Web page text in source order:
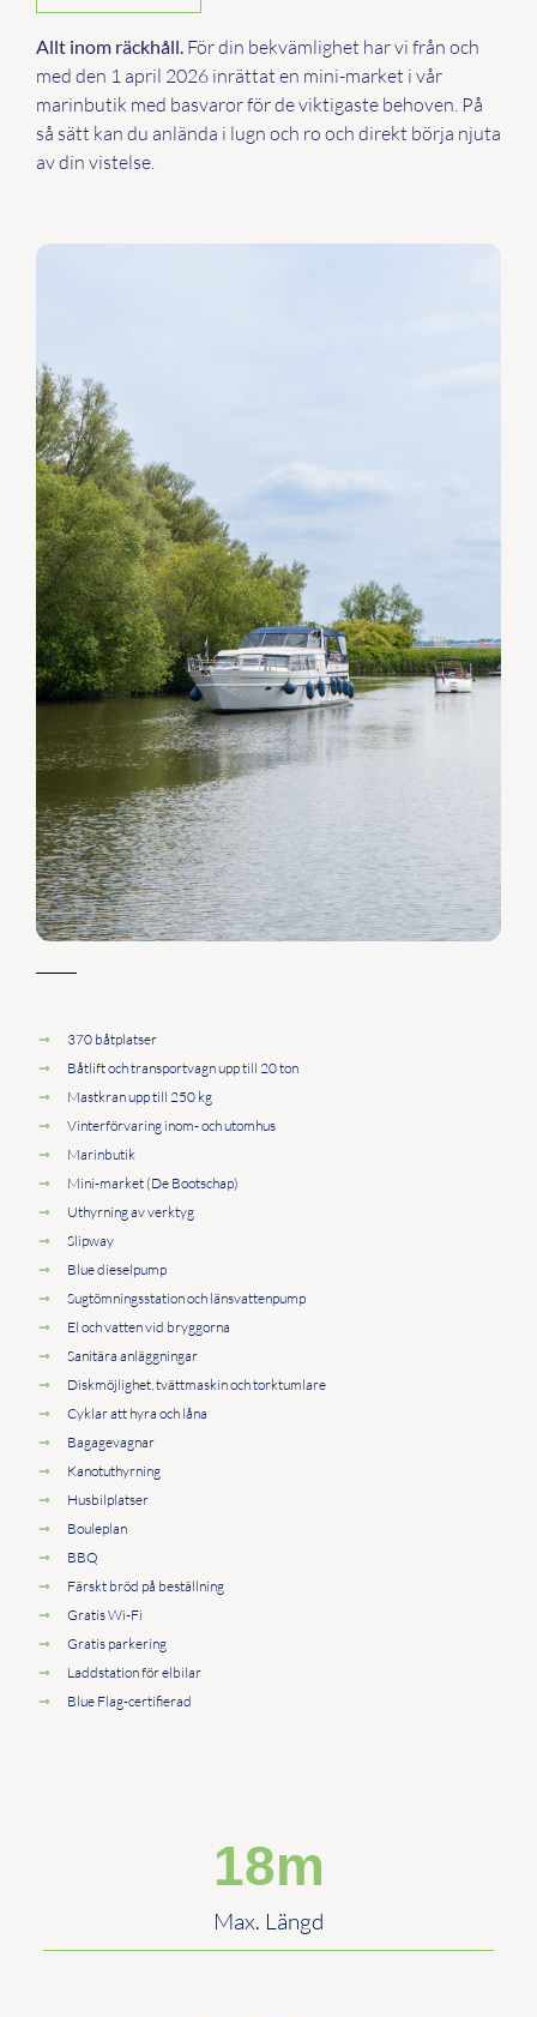
Allt inom räckhåll. För din bekvämlighet har vi från och
med den 1 april 2026 inrättat en mini-market i vår
marinbutik med basvaror för de viktigaste behoven. På
så sätt kan du anlända i lugn och ro och direkt börja njuta
av din vistelse.
370 båtplatser
Båtlift och transportvagn upp till 20 ton
Mastkran upp till 250 kg
Vinterförvaring inom- och utomhus
Marinbutik
Mini-market (De Bootschap)
Uthyrning av verktyg
Slipway
Blue dieselpump
Sugtömningsstation och länsvattenpump
El och vatten vid bryggorna
Sanitära anläggningar
Diskmöjlighet, tvättmaskin och torktumlare
Cyklar att hyra och låna
Bagagevagnar
Kanotuthyrning
Husbilplatser
Bouleplan
BBQ
Färskt bröd på beställning
Gratis Wi-Fi
Gratis parkering
Laddstation för elbilar
Blue Flag-certifierad
Max. Längd
18m